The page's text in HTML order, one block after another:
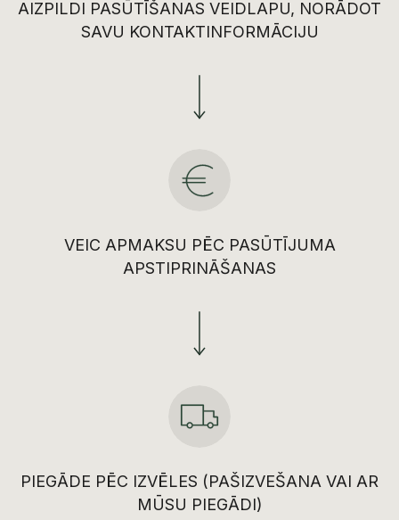
AIZPILDI PASŪTĪŠANAS VEIDLAPU, NORĀDOT
SAVU KONTAKTINFORMĀCIJU
VEIC APMAKSU PĒC PASŪTĪJUMA
APSTIPRINĀŠANAS
PIEGĀDE PĒC IZVĒLES (PAŠIZVEŠANA VAI AR
MŪSU PIEGĀDI)